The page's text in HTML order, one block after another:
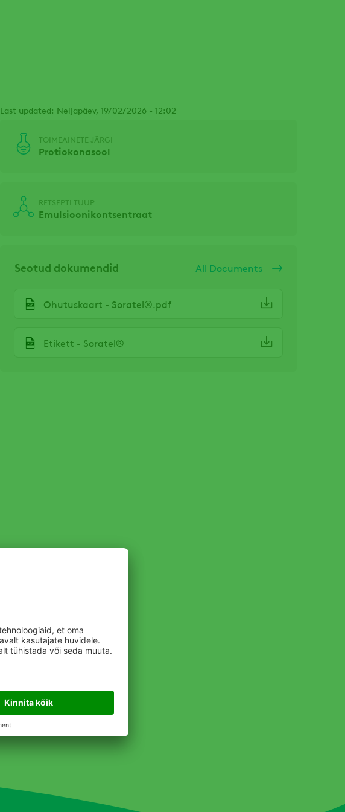
Last updated: Neljapäev, 19/02/2026 - 12:02
TOIMEAINETE JÄRGI
Protiokonasool
RETSEPTI TÜÜP
Emulsioonikontsentraat
Seotud dokumendid All Documents
Ohutuskaart - Soratel®.pdf
Etikett - Soratel®